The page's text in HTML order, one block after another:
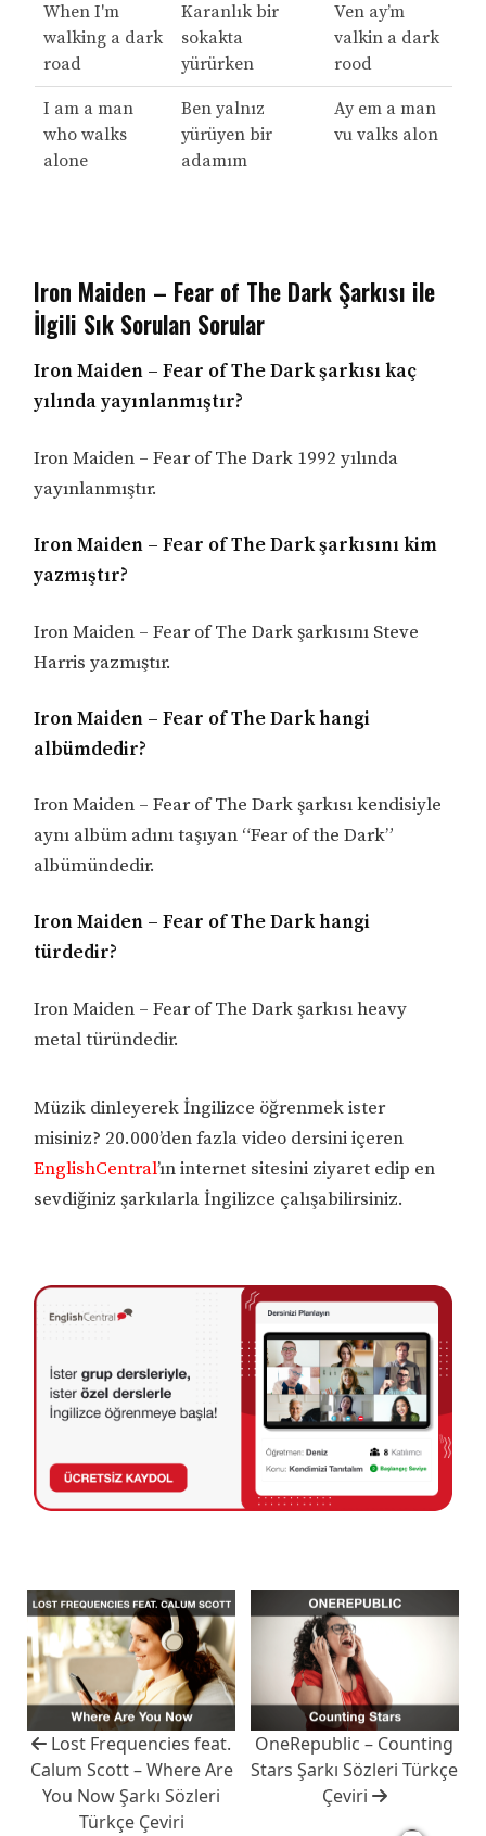
When I'm
walking a dark
road
Karanlık bir
sokakta
yürürken
Ven ay’m
valkin a dark
rood
I am a man
who walks
alone
Ben yalnız
yürüyen bir
adamım
Ay em a man
vu valks alon
Iron Maiden – Fear of The Dark Şarkısı ile
İlgili Sık Sorulan Sorular
Iron Maiden – Fear of The Dark şarkısı kaç
yılında yayınlanmıştır?
Iron Maiden – Fear of The Dark 1992 yılında
yayınlanmıştır.
Iron Maiden – Fear of The Dark şarkısını kim
yazmıştır?
Iron Maiden – Fear of The Dark şarkısını Steve
Harris yazmıştır.
Iron Maiden – Fear of The Dark hangi
albümdedir?
Iron Maiden – Fear of The Dark şarkısı kendisiyle
aynı albüm adını taşıyan “Fear of the Dark”
albümündedir.
Iron Maiden – Fear of The Dark hangi
türdedir?
Iron Maiden – Fear of The Dark şarkısı heavy
metal türündedir.
Müzik dinleyerek İngilizce öğrenmek ister
misiniz? 20.000’den fazla video dersini içeren
EnglishCentral’ın internet sitesini ziyaret edip en
sevdiğiniz şarkılarla İngilizce çalışabilirsiniz.
Lost Frequencies feat.
Calum Scott – Where Are
You Now Şarkı Sözleri
Türkçe Çeviri
OneRepublic – Counting
Stars Şarkı Sözleri Türkçe
Çeviri